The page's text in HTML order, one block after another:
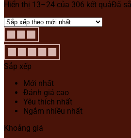
Hiển thị 13–24 của 306 kết quảĐã
Sắp xếp
Mới nhất
Đánh giá cao
Yêu thích nhất
Ngắm nhiều nhất
Khoảng giá